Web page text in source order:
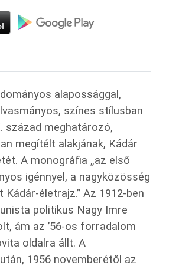
alapossággal,
színes stílusban
század meghatározó,
megítélt alakjának, Kádár
A monográfia „az első
igénnyel, a nagyközösség
életrajz.” Az 1912-ben
politikus Nagy Imre
ám az ’56-os forradalom
oldalra állt. A
1956 novemberétől az